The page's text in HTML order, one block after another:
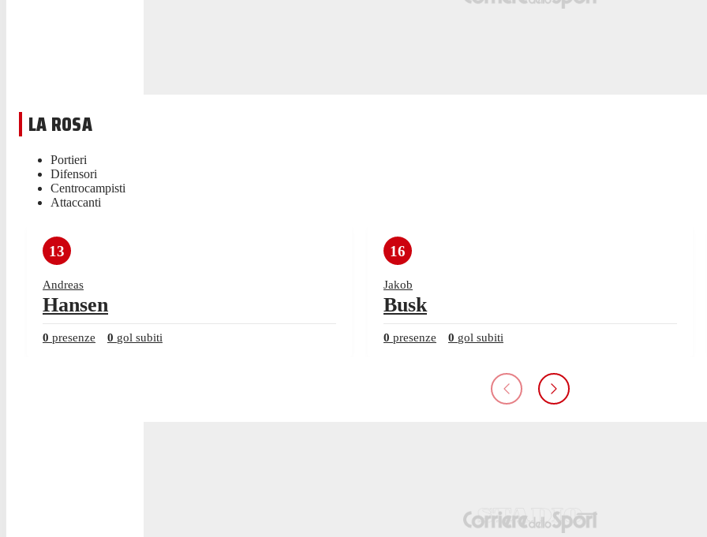
LA ROSA
Portieri
Difensori
Centrocampisti
Attaccanti
13
Andreas
Hansen
0 presenze 0 gol subiti
16
Jakob
Busk
0 presenze 0 gol subiti